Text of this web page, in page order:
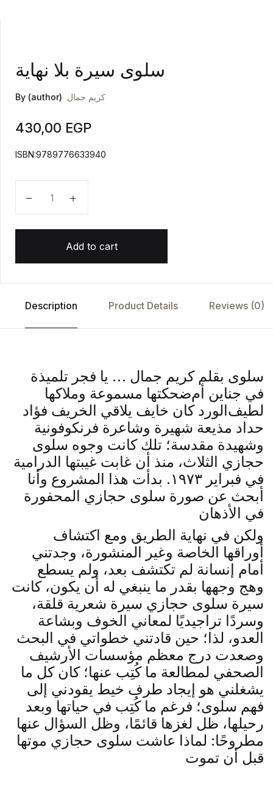
سلوى سيرة بلا نهاية
By (author) كريم جمال
430,00 EGP
ISBN:9789776633940
Add to cart
Description Product Details Reviews (0)
سلوى بقلم كريم جمال … يا فجر تلميذة
في جناين أم ضحكتها مسموعة وملاكها
لطيف الورد كان خايف يلاقي الخريف فؤاد
حداد مذيعة شهيرة وشاعرة فرنكوفونية
وشهيدة مقدسة؛ تلك كانت وجوه سلوى
حجازي الثلاث، منذ أن غابت غيبتها الدرامية
في فبراير ١٩٧٣. بدأت هذا المشروع وأنا
أبحث عن صورة سلوى حجازي المحفورة
في الأذهان
ولكن في نهاية الطريق ومع اكتشاف
أوراقها الخاصة وغير المنشورة، وجدتني
أمام إنسانة لم تكتشف بعد، ولم يسطع
وهج وجهها بقدر ما ينبغي له أن يكون، كانت
سيرة سلوى حجازي سيرة شعرية قلقة،
وسردًا تراجيديًا لمعاني الخوف وبشاعة
العدو، لذا؛ حين قادتني خطواتي في البحث
وصعدت درج معظم مؤسسات الأرشيف
الصحفي لمطالعة ما كُتِب عنها؛ كان كل ما
يشغلني هو إيجاد طرف خيط يقودني إلى
فهم سلوى؛ فرغم ما كُتِب في حياتها وبعد
رحيلها، ظل لغزها قائمًا، وظل السؤال عنها
مطروحًا: لماذا عاشت سلوى حجازي موتها
قبل أن تموت